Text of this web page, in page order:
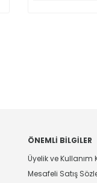
ÖNEMLI BILGILER
Üyelik ve Kullanım
Mesafeli Satış